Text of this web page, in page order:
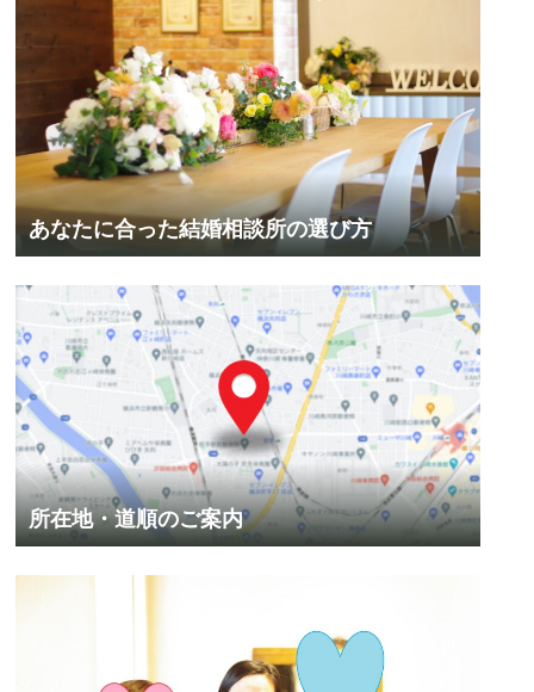
あなたに合った結婚相談所の選び方
所在地・道順のご案内